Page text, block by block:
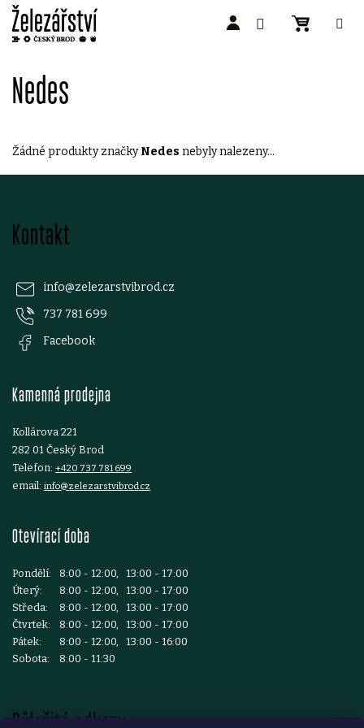
obsah
Nedes
Žádné produkty značkyNedes nebyly nalezeny...
Kontakt
info@zelezarstvibrod.cz
737 781 699
Facebook
Kamenná prodejna
Kollárova 221
282 01 Český Brod
Telefon: +420 737 781 699
email: info@zelezarstvibrod.cz
Otevírací doba
Pondělí:
8:00 - 12:00, 13:00 - 17:00
Úterý:
8:00 - 12:00, 13:00 - 17:00
Středa:
8:00 - 12:00, 13:00 - 17:00
Čtvrtek:
8:00 - 12:00, 13:00 - 17:00
Pátek:
8:00 - 12:00, 13:00 - 16:00
Sobota:
8:00 - 11:30